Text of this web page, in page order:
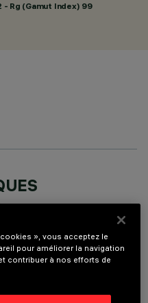
Rg (Gamut Index) 99
to use an LED lamp with
Painted, die-cast
», vous acceptez le
pour améliorer la navigation
contribuer à nos efforts de